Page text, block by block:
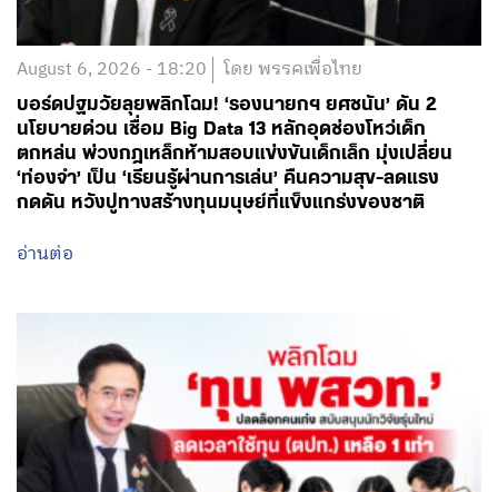
August 6, 2026 - 18:20 โดย พรรคเพื่อไทย
บอร์ดปฐมวัยลุยพลิกโฉม! ‘รองนายกฯ ยศชนัน’ ดัน 2
นโยบายด่วน เชื่อม Big Data 13 หลักอุดช่องโหว่เด็ก
ตกหล่น พ่วงกฎเหล็กห้ามสอบแข่งขันเด็กเล็ก มุ่งเปลี่ยน
‘ท่องจำ’ เป็น ‘เรียนรู้ผ่านการเล่น’ คืนความสุข-ลดแรง
กดดัน หวังปูทางสร้างทุนมนุษย์ที่แข็งแกร่งของชาติ
อ่านต่อ